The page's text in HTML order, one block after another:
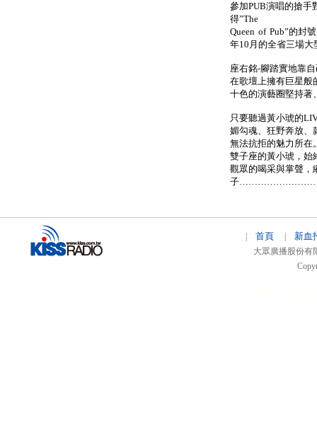
參加PUB演唱的搶手
得”The
Queen of Pub”的封
年10月的全省三場
座右銘-腳踏實地靠
在歌壇上擁有巨星般
十色的演藝圈堅持著
只要聽過黃小琥的
媚勾魂、狂野奔放、
無法抗拒的魅力
雙子座的黃小琥，始
觀眾的喝采與掌聲，
子………………………
首頁 新血
大眾廣播股份有